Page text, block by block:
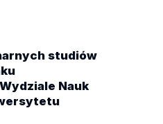
studiów
Nauk